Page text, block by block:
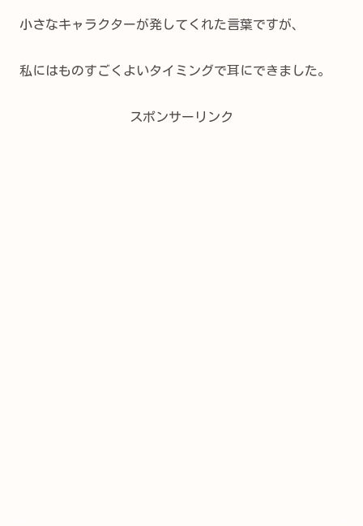
小さなキャラクターが発してくれた言葉ですが、
私にはものすごくよいタイミングで耳にできました。
スポンサーリンク